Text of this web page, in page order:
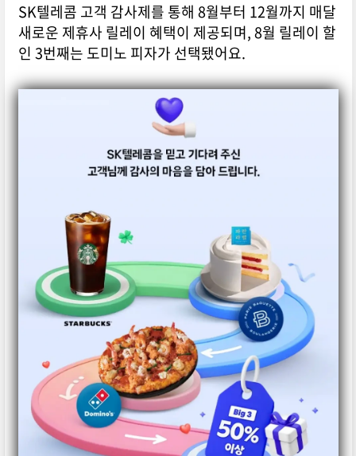
SK텔레콤 고객 감사제를 통해 8월부터 12월까지 매달
새로운 제휴사 릴레이 혜택이 제공되며, 8월 릴레이 할
인 3번째는 도미노 피자가 선택됐어요.